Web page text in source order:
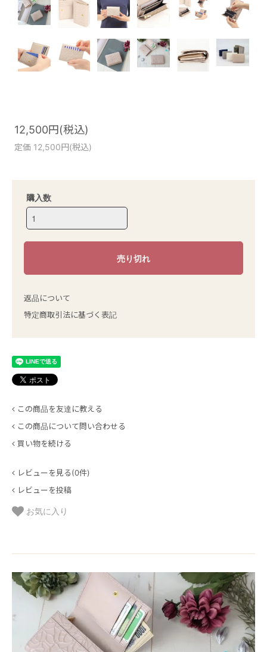
12,500円(税込)
定価 12,500円(税込)
購入数
返品について
特定商取引法に基づく表記
この商品を友達に教える
この商品について問い合わせる
買い物を続ける
レビューを見る(0件)
レビューを投稿
お気に入り